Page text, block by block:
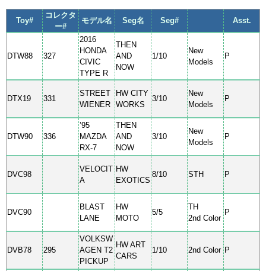
Toy#
コレクタ
ー#
モデル名 Seg名 Seg# Asst.
DTW88 327
2016
HONDA
CIVIC
TYPE R
THEN
AND
NOW
1/10
New
Models
P
DTX19 331
STREET
WIENER
HW CITY
WORKS
3/10
New
Models
P
DTW90 336
’95
MAZDA
RX-7
THEN
AND
NOW
3/10
New
Models
P
DVC98
VELOCIT
A
HW
EXOTICS
8/10 STH P
DVC90
BLAST
LANE
HW
MOTO
5/5
TH
2nd Color
P
DVB78 295
VOLKSW
AGEN T2
PICKUP
HW ART
CARS
1/10 2nd Color P